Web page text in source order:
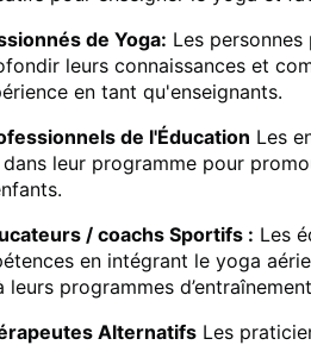
de Yoga: Les
leurs connaissances et
en tant qu'enseignants.
de l'Éducation Les
leur programme pour
/ coachs Sportifs : Les
en intégrant le yoga
leurs programmes
Alternatifs Les